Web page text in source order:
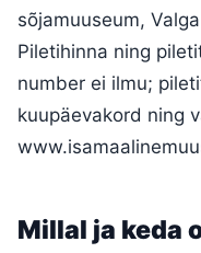
sõjamuuseum,
Piletihinna ning
number ei ilmu;
kuupäevakord ning
Millal ja keda